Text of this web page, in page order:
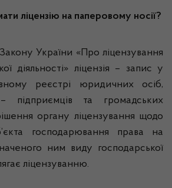
ліцензію на паперовому носії?
України «Про ліцензування
діяльності» ліцензія – запис у
реєстрі юридичних осіб,
підприємців та громадських
органу ліцензування щодо
господарювання права на
ним виду господарської
ліцензуванню.